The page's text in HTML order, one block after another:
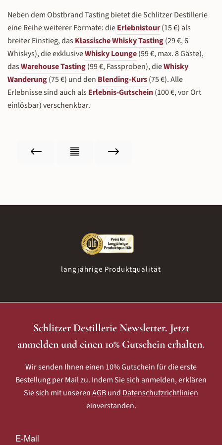
Neben dem Obstbrand Tasting bietet die Schlitzer Destillerie
eine Reihe weiterer Formate: dieErlebnistour(15 €) als
breiter Einstieg, dasKlassische Whisky Tasting(29 €, 6
Whiskys), die exklusiveWhisky Lounge(59 €, max. 8 Gäste),
dasWarehouse Tasting(99 €, Fassproben), dieWhisky
Wanderung(75 €) und den Blending-Kurs(75 €). Alle
Erlebnisse sind auch alsErlebnis-Gutschein(100 €, vor Ort
einlösbar) verschenkbar.
langjährige Produktqualität
Schlitzer Destillerie Newsletter. Jetzt
anmelden und einen 10% Gutschein erhalten.
Wir senden Ihnen einen 10% Gutschein für die erste
Bestellung per Mail zu. Indem Sie sich anmelden, erklären
Sie sich mit unserenAGBund Datenschutzrichtlinien
einverstanden.